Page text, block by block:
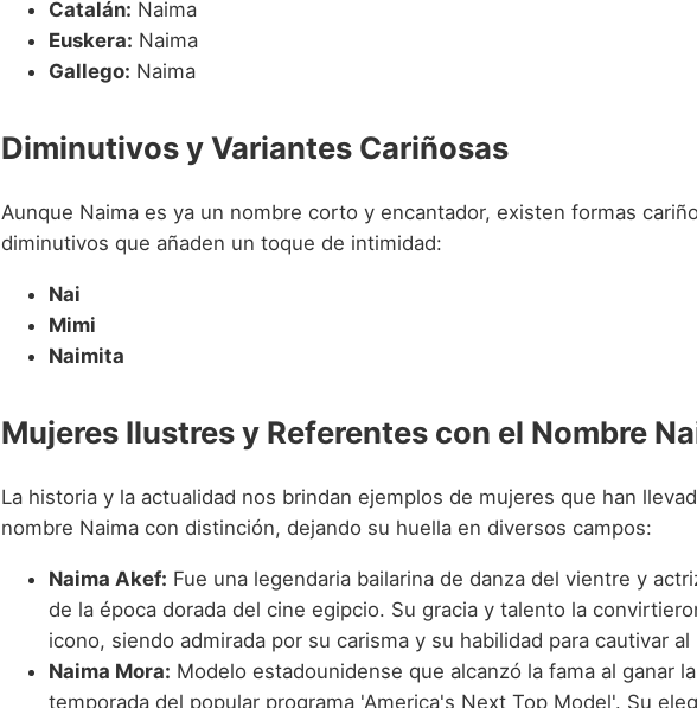
Catalán: Naima
Euskera: Naima
Gallego: Naima
Diminutivos y Variantes Cariñosas
Aunque Naima es ya un nombre corto y encantador, existen formas
diminutivos que añaden un toque de intimidad:
Nai
Mimi
Naimita
Mujeres Ilustres y Referentes con el Nombre
La historia y la actualidad nos brindan ejemplos de mujeres que han
nombre Naima con distinción, dejando su huella en diversos campos:
Naima Akef: Fue una legendaria bailarina de danza del vientre y
de la época dorada del cine egipcio. Su gracia y talento la
icono, siendo admirada por su carisma y su habilidad para cautivar al
Naima Mora: Modelo estadounidense que alcanzó la fama al ganar
temporada del popular programa 'America's Next Top Model'. Su